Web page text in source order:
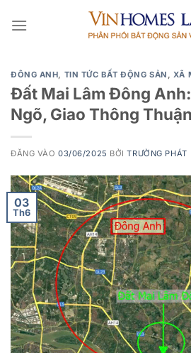
qua
ĐÔNG ANH, TIN TỨC BẤT ĐỘNG SẢN , XÃ
Đất Mai Lâm Đông
Ngõ, Giao Thông
ĐĂNG VÀO03/06/2025 BỞITRƯỜNG PHÁT
03
Th6